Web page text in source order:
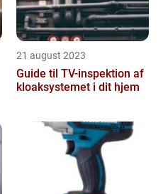
21 august 2023
Guide til TV-inspektion af
kloaksystemet i dit hjem